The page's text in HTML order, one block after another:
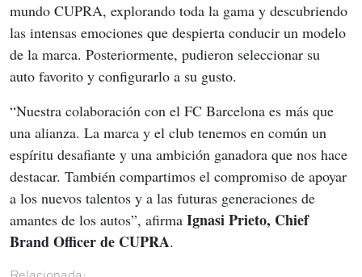
mundo CUPRA, explorando toda la gama y descubriendo
las intensas emociones que despierta conducir un modelo
de la marca. Posteriormente, pudieron seleccionar su
auto favorito y configurarlo a su gusto.
“Nuestra colaboración con el FC Barcelona es más que
una alianza. La marca y el club tenemos en común un
espíritu desafiante y una ambición ganadora que nos hace
destacar. También compartimos el compromiso de apoyar
a los nuevos talentos y a las futuras generaciones de
amantes de los autos”, afirma Ignasi Prieto, Chief
Brand Officer de CUPRA.